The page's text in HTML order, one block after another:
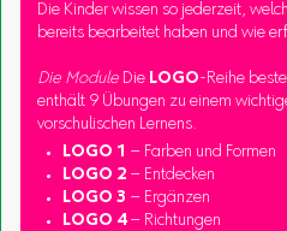
Die Kinder wissen so jederzeit,
bereits bearbeitet haben und wie
Die Module Die LOGO-Reihe
enthält 9 Übungen zu einem
vorschulischen Lernens.
LOGO 1 – Farben und Formen
LOGO 2 – Entdecken
LOGO 3 – Ergänzen
LOGO 4– Richtungen